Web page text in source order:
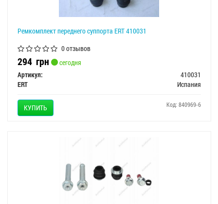
Ремкомплект переднего суппорта ERT 410031
0 отзывов
294 грн
сегодня
Артикул:
410031
ERT
Испания
КУПИТЬ Код: 840969-6